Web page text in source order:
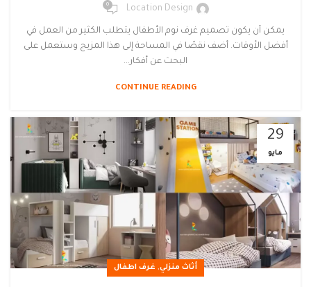
Location Design
0
يمكن أن يكون تصميم غرف نوم الأطفال يتطلب الكثير من العمل في
أفضل الأوقات. أضف نقصًا في المساحة إلى هذا المزيج وستعمل على
البحث عن أفكار...
CONTINUE READING
29
مايو
أثاث منزلي, غرف اطفال